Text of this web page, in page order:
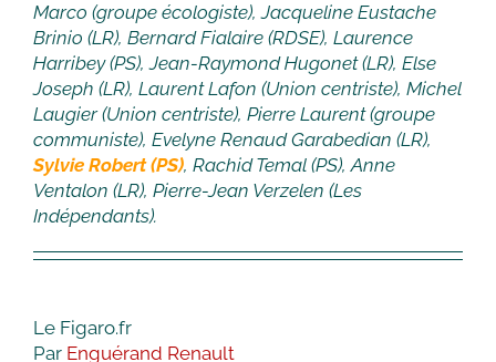
Marco (groupe écologiste), Jacqueline Eustache
Brinio (LR), Bernard Fialaire (RDSE), Laurence
Harribey (PS), Jean-Raymond Hugonet (LR), Else
Joseph (LR), Laurent Lafon (Union centriste), Michel
Laugier (Union centriste), Pierre Laurent (groupe
communiste), Evelyne Renaud Garabedian (LR),
Sylvie Robert (PS), Rachid Temal (PS), Anne
Ventalon (LR), Pierre-Jean Verzelen (Les
Indépendants).
Le Figaro.fr
Par Enguérand Renault